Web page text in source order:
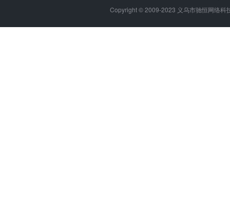
Copyright © 2009-2023 义乌市驰恒网络科